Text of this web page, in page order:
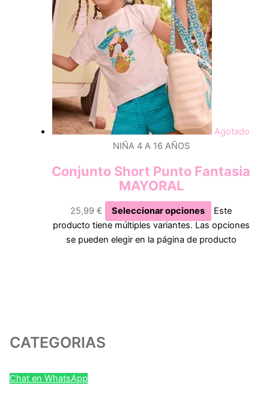
CATEGORIAS
Chat en WhatsApp
Agotado
NIÑA 4 A 16 AÑOS
Conjunto Short Punto Fantasia
MAYORAL
25,99€ Seleccionar opciones
Este
producto tiene múltiples variantes. Las opciones
se pueden elegir en la página de producto